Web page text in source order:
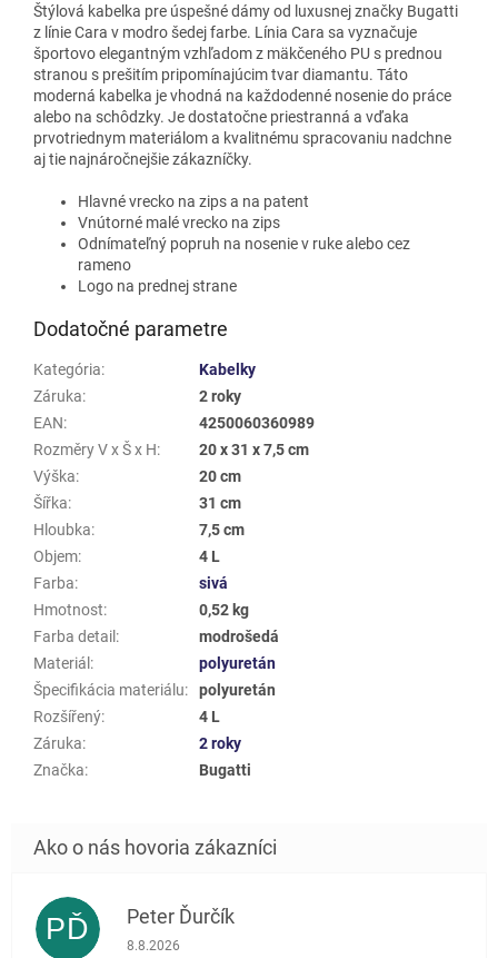
Štýlová kabelka pre úspešné dámy od luxusnej značky Bugatti
z línie Cara v modro šedej farbe. Línia Cara sa vyznačuje
športovo elegantným vzhľadom z mäkčeného PU s prednou
stranou s prešitím pripomínajúcim tvar diamantu. Táto
moderná kabelka je vhodná na každodenné nosenie do práce
alebo na schôdzky. Je dostatočne priestranná a vďaka
prvotriednym materiálom a kvalitnému spracovaniu nadchne
aj tie najnáročnejšie zákazníčky.
Hlavné vrecko na zips a na patent
Vnútorné malé vrecko na zips
Odnímateľný popruh na nosenie v ruke alebo cez
rameno
Logo na prednej strane
Dodatočné parametre
Kategória:
Kabelky
Záruka:
2 roky
EAN:
4250060360989
Rozměry V x Š x H:
20 x 31 x 7,5 cm
Výška:
20 cm
Šířka:
31 cm
Hloubka:
7,5 cm
Objem:
4 L
Farba:
sivá
Hmotnost:
0,52 kg
Farba detail :
modrošedá
Materiál :
polyuretán
Špecifikácia materiálu:
polyuretán
Rozšířený:
4 L
Záruka:
2 roky
Značka: Bugatti
PĎ Peter Ďurčík
Hodnotenie obchodu je 5 z 5 hviezdičiek.
8.8.2026